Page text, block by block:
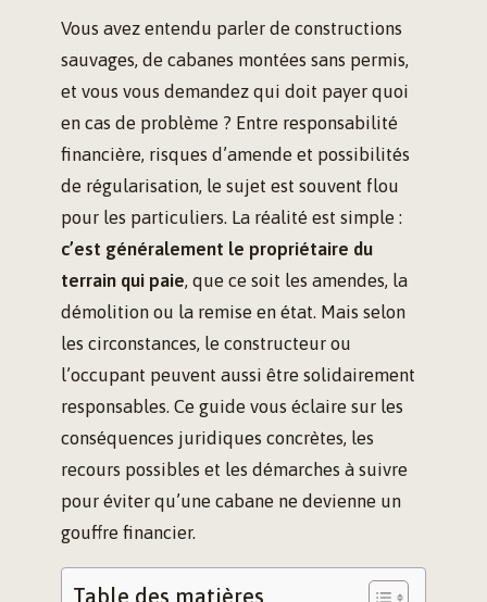
Vous avez entendu parler de constructions
sauvages, de cabanes montées sans permis,
et vous vous demandez qui doit payer quoi
en cas de problème ? Entre responsabilité
financière, risques d’amende et possibilités
de régularisation, le sujet est souvent flou
pour les particuliers. La réalité est simple :
c’est généralement le propriétaire du
terrain qui paie, que ce soit les amendes, la
démolition ou la remise en état. Mais selon
les circonstances, le constructeur ou
l’occupant peuvent aussi être solidairement
responsables. Ce guide vous éclaire sur les
conséquences juridiques concrètes, les
recours possibles et les démarches à suivre
pour éviter qu’une cabane ne devienne un
gouffre financier.
Table des matières